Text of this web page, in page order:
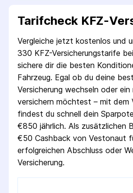
Tarifcheck KFZ-
Vergleiche jetzt kostenlos und
330 KFZ-Versicherungstarife
sichere dir die besten
Fahrzeug. Egal ob du deine
Versicherung wechseln oder ein
versichern möchtest – mit dem
findest du schnell dein
€850 jährlich. Als zusätzlichen
€50 Cashback von Vestonaut
erfolgreichen Abschluss oder
Versicherung.